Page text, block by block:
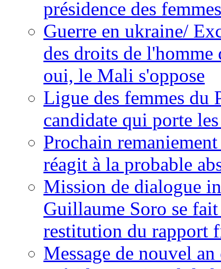
présidence des
Guerre en ukraine/
des droits de
oui, le Mali s'oppose
Ligue des femmes du
candidate qui porte
Prochain
réagit à la probable
Mission de dialogue
Guillaume Soro se
restitution du rapport
Message de nouvel